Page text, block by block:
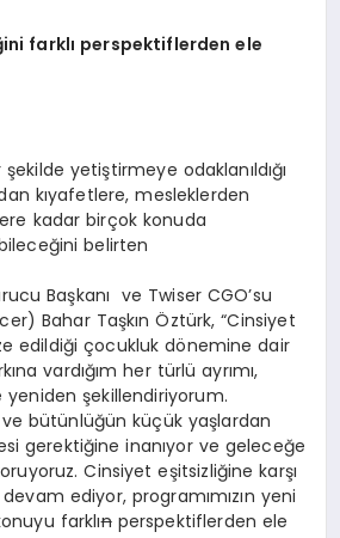
farklı perspektiflerden ele
yetiştirmeye odaklanıldığı
kıyafetlere, mesleklerden
kadar birçok konuda
belirten
Başkanı ve Twiser CGO’su
Bahar Taşkın Öztürk, “Cinsiyet
edildiği çocukluk dönemine dair
vardığım her türlü ayrımı,
şekillendiriyorum.
ve bütünlüğün küçük yaşlardan
gerektiğine inanıyor ve geleceğe
Cinsiyet eşitsizliğine karşı
ediyor, programımızın yeni
farklınperspektiflerden ele